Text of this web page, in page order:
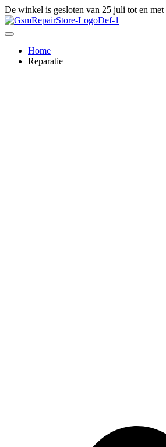
Ga
naar
de
De winkel is gesloten van 25 juli tot en
Home
Reparatie